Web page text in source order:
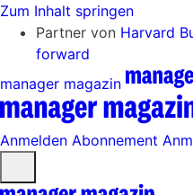
Zum Inhalt springen
Partner von Harvard
forward
manager magazin
Anmelden Abonnement
öffnen